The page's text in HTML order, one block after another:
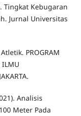
Tingkat Kebugaran
Jurnal Universitas
PROGRAM
ILMU
Analisis
Meter Pada